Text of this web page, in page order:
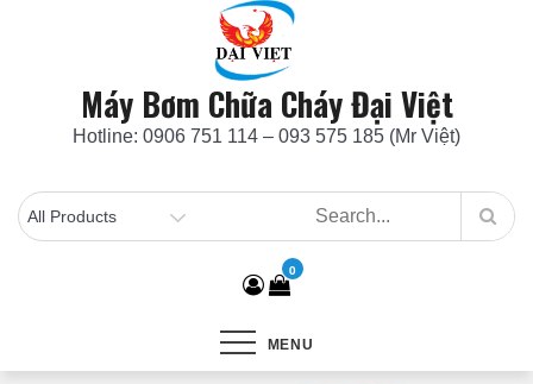
Máy Bơm Chữa Cháy Đại Việt
Hotline: 0906 751 114 – 093 575 185 (Mr Việt)
0
MENU